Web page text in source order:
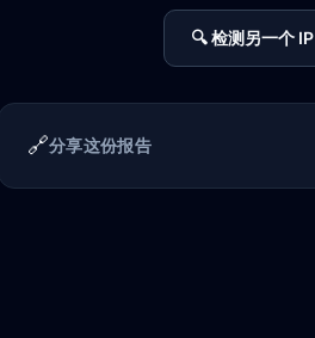
🔍 检测另一个 IP
🔗分享这份报告